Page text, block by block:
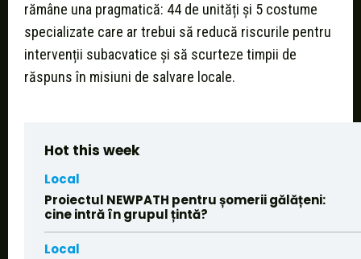
rămâne una pragmatică: 44 de unități și 5 costume
specializate care ar trebui să reducă riscurile pentru
intervenții subacvatice și să scurteze timpii de
răspuns în misiuni de salvare locale.
Hot this week
Local
Proiectul NEWPATH pentru șomerii gălățeni:
cine intră în grupul țintă?
Local